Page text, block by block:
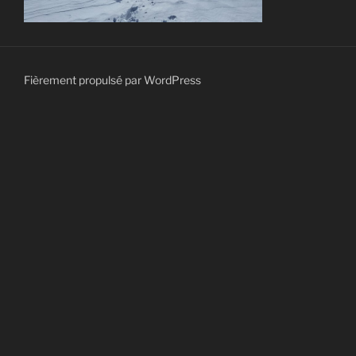
Fièrement propulsé par WordPress